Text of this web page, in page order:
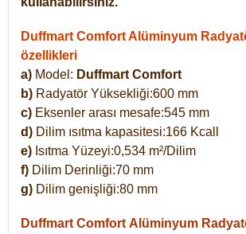
Duffmart Comfort Alüminyum
özellikleri
a) Model: Duffmart Comfort
b) Radyatör Yüksekliği:600 mm
c) Eksenler arası mesafe:545 mm
d) Dilim ısıtma kapasitesi:166 Kcall
e) Isıtma Yüzeyi:0,534 m²/Dilim
f) Dilim Derinliği:70 mm
g) Dilim genişliği:80 mm
Duffmart Comfort Alüminyum